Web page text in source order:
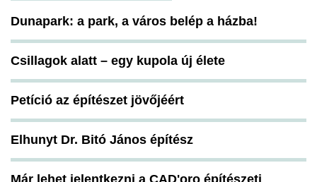
Dunapark: a park, a város belép a házba!
Csillagok alatt – egy kupola új élete
Petíció az építészet jövőjéért
Elhunyt Dr. Bitó János építész